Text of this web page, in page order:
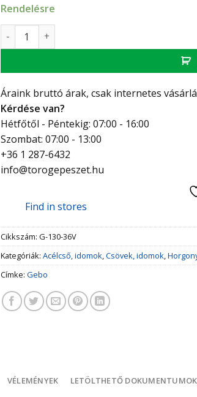
Rendelésre
GEBO Platinum T-idom szűk. 2"-1"-2"
Áraink bruttó árak, csak internetes
Kérdése van?
Hétfőtől - Péntekig: 07:00 - 16:00
Szombat: 07:00 - 13:00
+36 1 287-6432
info@torogepeszet.hu
Find in stores
Cikkszám: G-130-36V
Kategóriák: Acélcső, idomok Csövek, idomok
Címke: Gebo
VÉLEMÉNYEK LETÖLTHETŐ DOKUMENTUMOK